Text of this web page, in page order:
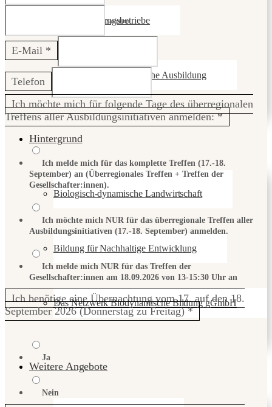
Ausbildungsbetriebe
FAQ – Biodynamische Ausbildung
Hintergrund
Biologisch-dynamische Landwirtschaft
Bildung für Nachhaltige Entwicklung
Das Netzwerk Biodynamische Bildung gGmbH
Weitere Angebote
Nachname
E-Mail *
Telefon
Ich möchte mich für folgende Tage des überregionalen
Treffens aller Ausbildungsinitiativen anmelden:*
Ich melde mich für das komplette Treffen (17.-18.
September) an (Überregionales Treffen + Treffen der
Gesellschafter:innen).
Ich möchte mich NUR für das überregionale Treffen aller
Ausbildungsinitiativen (17.-18. September) anmelden.
Ich melde mich NUR für das Treffen der
Gesellschafter:innen am 18.09.2026 von 13-15:30 Uhr an
Ich benötige eine Übernachtung vom 17. auf den 18.
September 2026 (Donnerstag zu Freitag)*
Ja
Nein